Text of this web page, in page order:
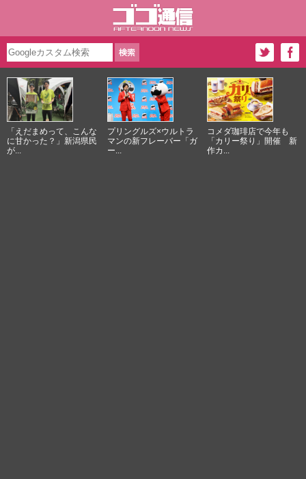
「えだまめって、こんな
に甘かった？」新潟県民
が...
プリングルズ×ウルトラ
マンの新フレーバー「ガ
ー...
コメダ珈琲店で今年も
「カリー祭り」開催 新
作カ...